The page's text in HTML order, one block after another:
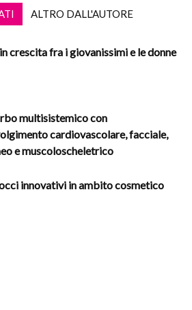
ALTRO DALL'AUTORE
crescita fra i giovanissimi e le donne
multisistemico con
cardiovascolare, facciale,
e muscoloscheletrico
innovativi in ambito cosmetico